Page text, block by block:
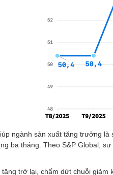
ngành sản xuất tăng trưởng
ba tháng. Theo S&P Global,
trở lại, chấm dứt chuỗi